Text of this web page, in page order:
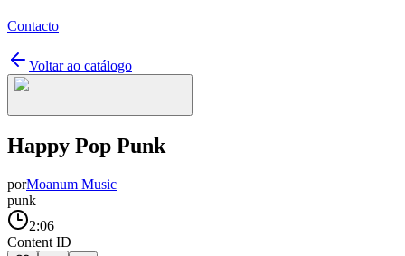
Contacto
Voltar ao catálogo
Happy Pop Punk
porMoanum Music
punk
2:06
Content ID